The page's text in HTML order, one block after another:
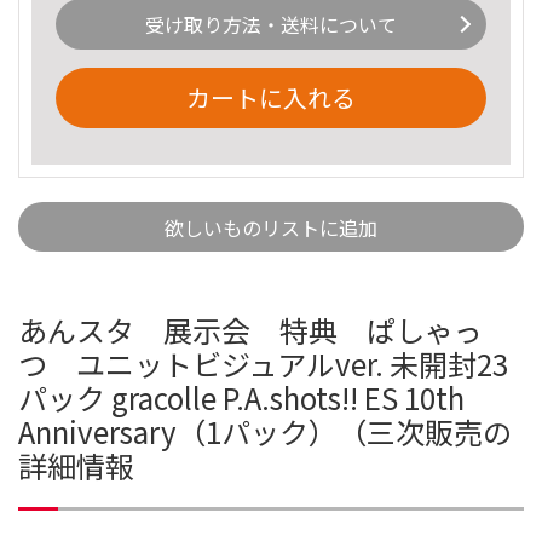
受け取り方法・送料について
カートに入れる
欲しいものリストに追加
あんスタ 展示会 特典 ぱしゃっ
つ ユニットビジュアルver. 未開封23
パック gracolle P.A.shots!! ES 10th
Anniversary（1パック）（三次販売の
詳細情報